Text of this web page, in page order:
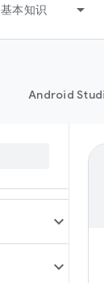
基本知识
Android